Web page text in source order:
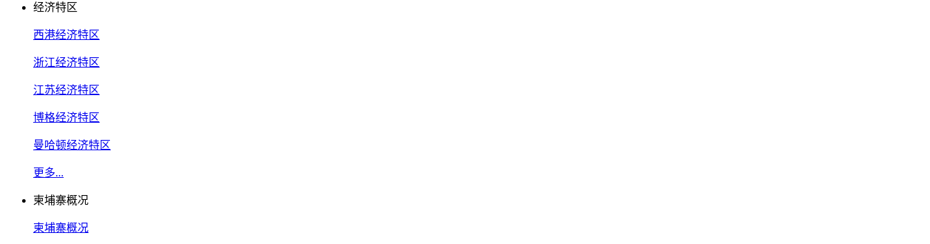
经济特区
西港经济特区
浙江经济特区
江苏经济特区
博格经济特区
曼哈顿经济特区
更多...
柬埔寨概况
柬埔寨概况